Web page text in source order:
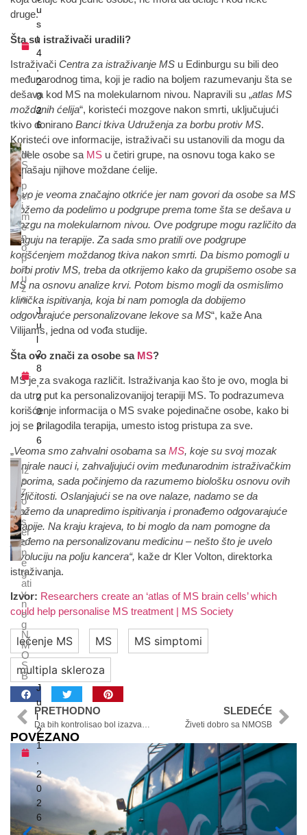
druge.
Šta su istraživači uradili?
Istraživači Centra za istraživanje MS u Edinburgu su bili deo
međunarodnog tima, koji je radio na boljem razumevanju šta se
dešava kod MS na molekularnom nivou. Napravili su „atlas MS
moždanih ćelija“, koristeći mozgove nakon smrti, uključujući
tkivo donirano Banci tkiva Udruženja za borbu protiv MS.
Koristeći ove informacije, istraživači su ustanovili da mogu da
podele osobe sa MS u četiri grupe, na osnovu toga kako se
ponašaju njihove moždane ćelije.
„Ovo je veoma značajno otkriće jer nam govori da osobe sa MS
možemo da podelimo u podgrupe prema tome šta se dešava u
mozgu na molekularnom nivou. Ove podgrupe mogu različito da
reaguju na terapije.Za sada smo pratili ove podgrupe
korišćenjem moždanog tkiva nakon smrti. Da bismo pomogli u
borbi protiv MS, treba da otkrijemo kako da grupišemo osobe sa
MS na osnovu analize krvi. Potom bismo mogli da osmislimo
klinička ispitivanja, koja bi nam pomogla da dobijemo
odgovarajuće personalizovane lekove sa MS“, kaže Ana
Vilijams, jedna od vođa studije.
Šta ovo znači za osobe sa MS?
MS je za svakoga različit. Istraživanja kao što je ovo, mogla bi
da utru put ka personalizovanijoj terapiji MS. To podrazumeva
korišćenje informacija o MS svake pojedinačne osobe, kako bi
joj se prilagodila terapija, umesto istog pristupa za sve.
„Veoma smo zahvalni osobama sa MS, koje su svoj mozak
donirale nauci i, zahvaljujući ovim međunarodnim istraživačkim
naporima, sada počinjemo da razumemo biološku osnovu ovih
različitosti. Oslanjajući se na ove nalaze, nadamo se da
možemo da unapredimo ispitivanja i pronađemo odgovarajuće
terapije. Na kraju krajeva, to bi moglo da nam pomogne da
pređemo na personalizovanu medicinu – nešto što je uvelo
revoluciju na polju kancera“, kaže dr Kler Volton, direktorka
istraživanja.
Izvor: Researchers create an ‘atlas of MS brain cells’ which
could help personalise MS treatment | MS Society
lečenje MS MS MS simptomi
multipla skleroza
PRETHODNO
Da bih kontrolisao bol izazvan SMA, morao sam sebe da primoram da usporim
SLEDEĆE
Živeti dobro sa NMOSB
POVEZANO
u
s
t
4
,
2
0
2
6
M
S
i
p
er
i
m
e
n
o
p
a
u
z
a
J
u
l
2
8
,
2
0
2
6
Iz
a
z
o
vi
s
er
o
n
e
g
ati
v
n
o
g
N
M
O
S
B
J
u
l
2
1
2
0
2
6